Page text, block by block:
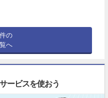
の
へ
ービスを使おう